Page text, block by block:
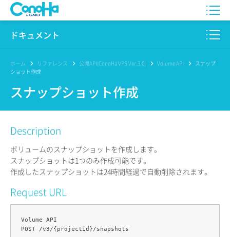
WING
Pencil
サービス一覧
ログイン
ドキュメント
このサイトについて
プロダクト
リファレンス
リリースノート
ホーム リファレンス 公開API(ConoHa VPS Ver.3.0) Volume API
スナップ
ショット作成
スナップショット作成
Description
ボリュームのスナップショットを作成します。
スナップショットは1つのみ作成可能です。
作成したスナップショットは24時間経過で自動削除されます。
Request URL
Volume API